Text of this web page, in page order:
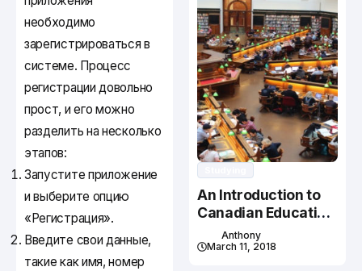
необходимо
зарегистрироваться в
системе. Процесс
регистрации довольно
прост, и его можно
разделить на несколько
этапов:
Запустите приложение
и выберите опцию
«Регистрация».
Введите свои данные,
такие как имя, номер
An Introduction to
Canadian Education
System
Anthony
March 11, 2018